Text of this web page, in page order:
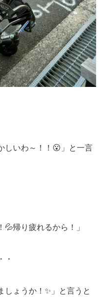
しいわ～！！😮」と一言
💦帰り疲れるから！」
・
しょうか！✨」と言うと